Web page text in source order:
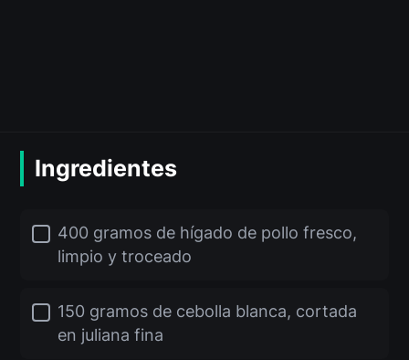
Ingredientes
400 gramos de hígado de pollo fresco,
limpio y troceado
150 gramos de cebolla blanca, cortada
en juliana fina